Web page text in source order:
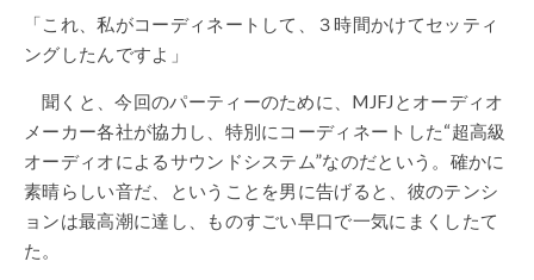
「これ、私がコーディネートして、３時間かけてセッティ
ングしたんですよ」
聞くと、今回のパーティーのために、MJFJとオーディオ
メーカー各社が協力し、特別にコーディネートした“超高級
オーディオによるサウンドシステム”なのだという。確かに
素晴らしい音だ、ということを男に告げると、彼のテンシ
ョンは最高潮に達し、ものすごい早口で一気にまくしたて
た。